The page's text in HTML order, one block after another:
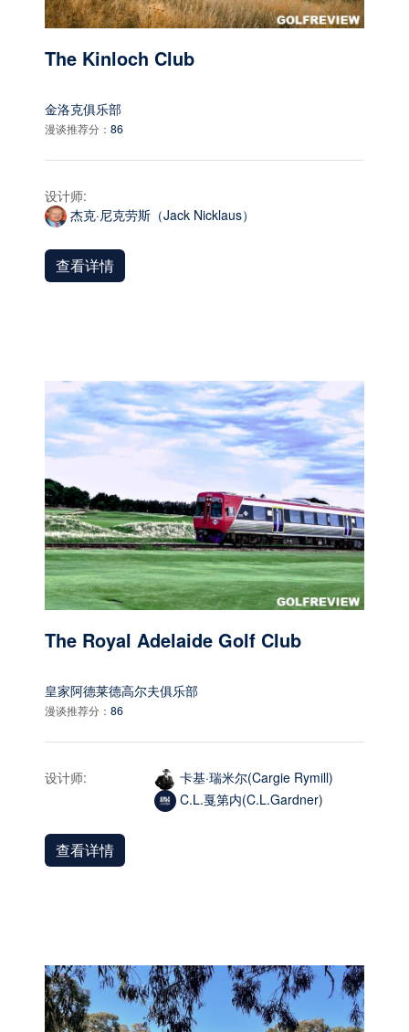
The Kinloch Club
金洛克俱乐部
漫谈推荐分： 86
设计师:
杰克·尼克劳斯（Jack Nicklaus）
查看详情
The Royal Adelaide Golf Club
皇家阿德莱德高尔夫俱乐部
漫谈推荐分： 86
设计师:
卡基·瑞米尔(Cargie Rymill)
C.L.戛第内(C.L.Gardner)
查看详情